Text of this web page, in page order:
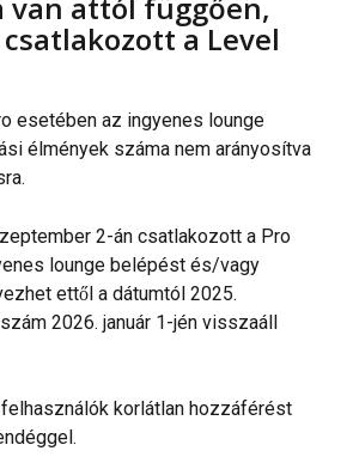
van attól függően,
a Level
esetében az ingyenes lounge
élmények száma nem arányosítva
2-án csatlakozott a Pro
lounge belépést és/vagy
ettől a dátumtól 2025.
2026. január 1-jén visszaáll
korlátlan hozzáférést